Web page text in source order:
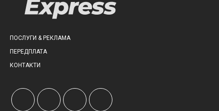
ПОСЛУГИ & РЕКЛАМА
ПЕРЕДПЛАТА
КОНТАКТИ